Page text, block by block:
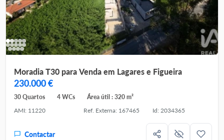
Moradia T30 para Venda em Lagares e Figueira
230.000 €
30 Quartos 4 WCs
Área útil : 320 m²
AMI: 11220
Ref. Externa: 167465 Id: 2034365
Contactar